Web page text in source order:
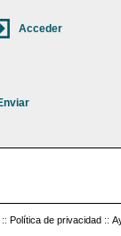
:: Política de privacidad ::